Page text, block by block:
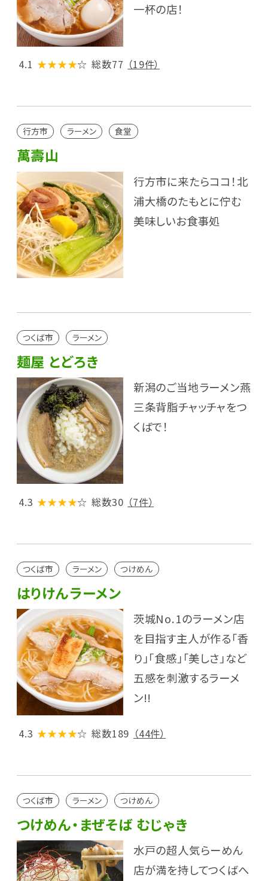
一杯の店！
4.1 ★★★★☆ 総数77 （19件）
行方市 ラーメン 食堂
萬壽山
行方市に来たらココ！北
浦大橋のたもとに佇む
美味しいお食事処
つくば市 ラーメン
麺屋 とどろき
新潟のご当地ラーメン燕
三条背脂チャッチャをつ
くばで！
4.3 ★★★★☆ 総数30 （7件）
つくば市 ラーメン つけめん
はりけんラーメン
茨城No.1のラーメン店
を目指す主人が作る「香
り」「食感」「美しさ」など
五感を刺激するラーメ
ン!!
4.3 ★★★★☆ 総数189 （44件）
つくば市 ラーメン つけめん
つけめん・まぜそば むじゃき
水戸の超人気らーめん
店が満を持してつくばへ